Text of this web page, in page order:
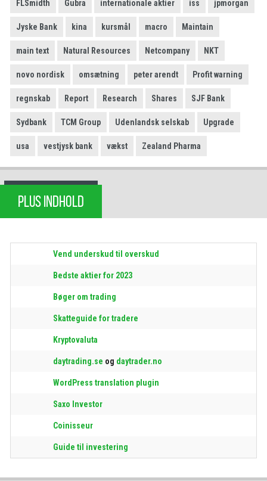
FLSmidth Gubra internationale aktier iss jpmorgan
Jyske Bank kina kursmål macro Maintain
main text Natural Resources Netcompany NKT
novo nordisk omsætning peter arendt Profit warning
regnskab Report Research Shares SJF Bank
Sydbank TCM Group Udenlandsk selskab Upgrade
usa vestjysk bank vækst Zealand Pharma
PLUS INDHOLD
Vend underskud til overskud
Bedste aktier for 2023
Bøger om trading
Skatteguide for tradere
Kryptovaluta
daytrading.se og daytrader.no
WordPress translation plugin
Saxo Investor
Coinisseur
Guide til investering